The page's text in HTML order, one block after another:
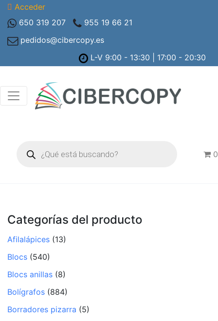
Acceder
650 319 207
955 19 66 21
pedidos@cibercopy.es
L-V 9:00 - 13:30 | 17:00 - 20:30
productos
0
Categorías del producto
Afilalápices (13)
Blocs (540)
Blocs anillas (8)
Bolígrafos (884)
Borradores pizarra (5)